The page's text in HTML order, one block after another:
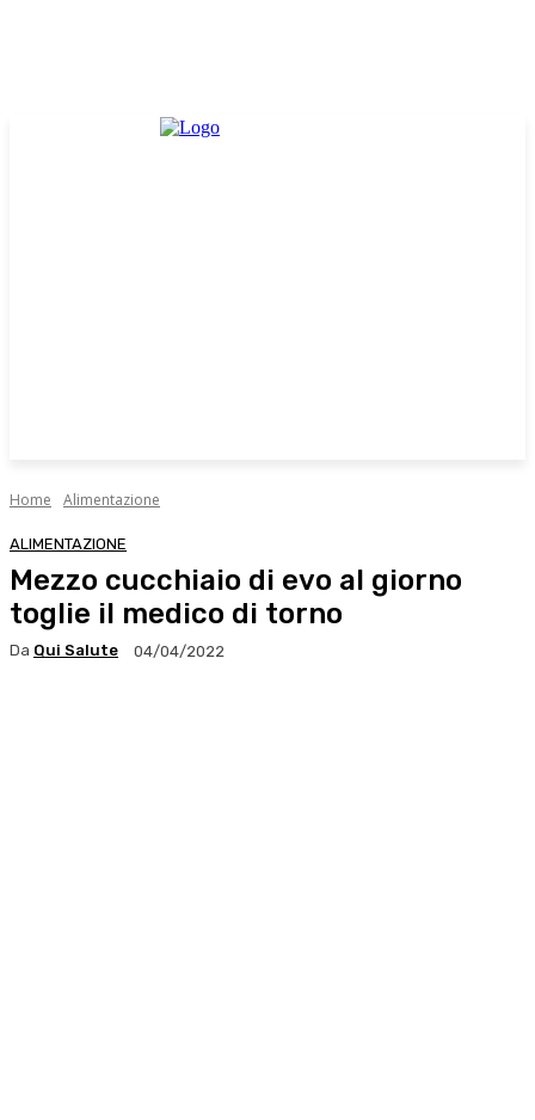
Home Alimentazione
ALIMENTAZIONE
Mezzo cucchiaio di evo al giorno
toglie il medico di torno
Da Qui Salute 04/04/2022